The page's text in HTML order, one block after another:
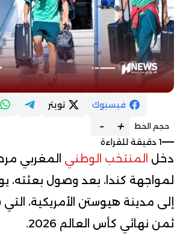
فيسبوك تويتر
حجم الخط +
-
1 دقيقة للقراءة
دخل المنتخب الوطني المغربي
لمواجهة كندا، بعد وصول بعثته،
إلى مدينة هيوستن الأمريكية،
ثمن نهائي كأس العالم 2026.